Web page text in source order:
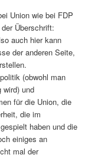
Union wie bei FDP
Überschrift:
auch hier kann
der anderen Seite,
(obwohl man
und
für die Union, die
die im
haben und die
einiges an
mal der